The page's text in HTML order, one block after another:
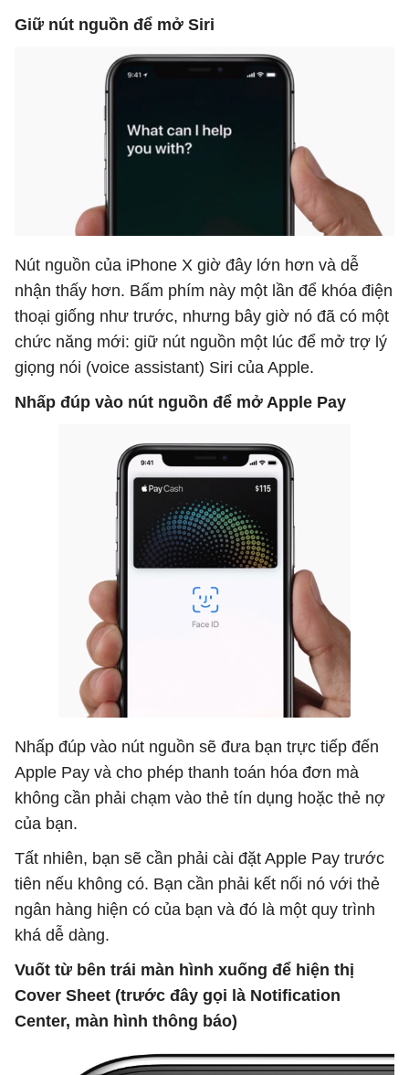
Giữ nút nguồn để mở Siri
Nút nguồn của iPhone X giờ đây lớn hơn và dễ
nhận thấy hơn. Bấm phím này một lần để khóa điện
thoại giống như trước, nhưng bây giờ nó đã có một
chức năng mới: giữ nút nguồn một lúc để mở trợ lý
giọng nói (voice assistant) Siri của Apple.
Nhấp đúp vào nút nguồn để mở Apple Pay
Nhấp đúp vào nút nguồn sẽ đưa bạn trực tiếp đến
Apple Pay và cho phép thanh toán hóa đơn mà
không cần phải chạm vào thẻ tín dụng hoặc thẻ nợ
của bạn.
Tất nhiên, bạn sẽ cần phải cài đặt Apple Pay trước
tiên nếu không có. Bạn cần phải kết nối nó với thẻ
ngân hàng hiện có của bạn và đó là một quy trình
khá dễ dàng.
Vuốt từ bên trái màn hình xuống để hiện thị
Cover Sheet (trước đây gọi là Notification
Center, màn hình thông báo)